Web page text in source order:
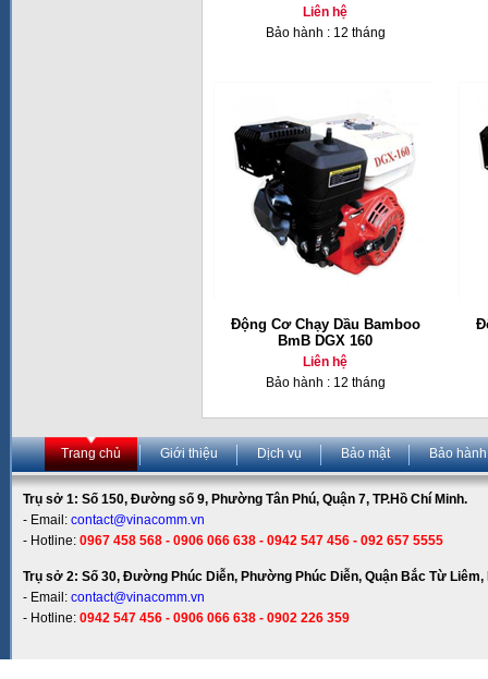
Liên hệ
Bảo hành : 12 tháng
Động Cơ Chạy Dầu Bamboo
BmB DGX 160
Liên hệ
Bảo hành : 12 tháng
Trang chủ Giới thiệu Dịch vụ Bảo mật Bảo hành
Trụ sở 1: Số 150, Đường số 9, Phường Tân Phú, Quận 7, TP.Hồ Chí Minh.
- Email: contact@vinacomm.vn
- Hotline: 0967 458 568 - 0906 066 638 - 0942 547 456 - 092 657 5555
Trụ sở 2: Số 30, Đường Phúc Diễn, Phường Phúc Diễn, Quận Bắc Từ Liêm,
- Email: contact@vinacomm.vn
- Hotline: 0942 547 456 - 0906 066 638 - 0902 226 359